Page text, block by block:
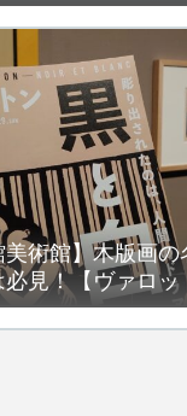
術館】木版画の
見！【ヴァロッ